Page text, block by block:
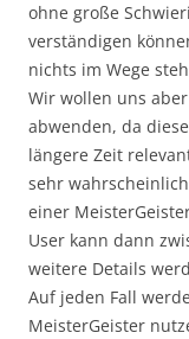
ohne große
verständigen
nichts im Wege
Wir wollen uns
abwenden, da
längere Zeit
sehr
einer
User kann dann
weitere Details
Auf jeden Fall
MeisterGeister